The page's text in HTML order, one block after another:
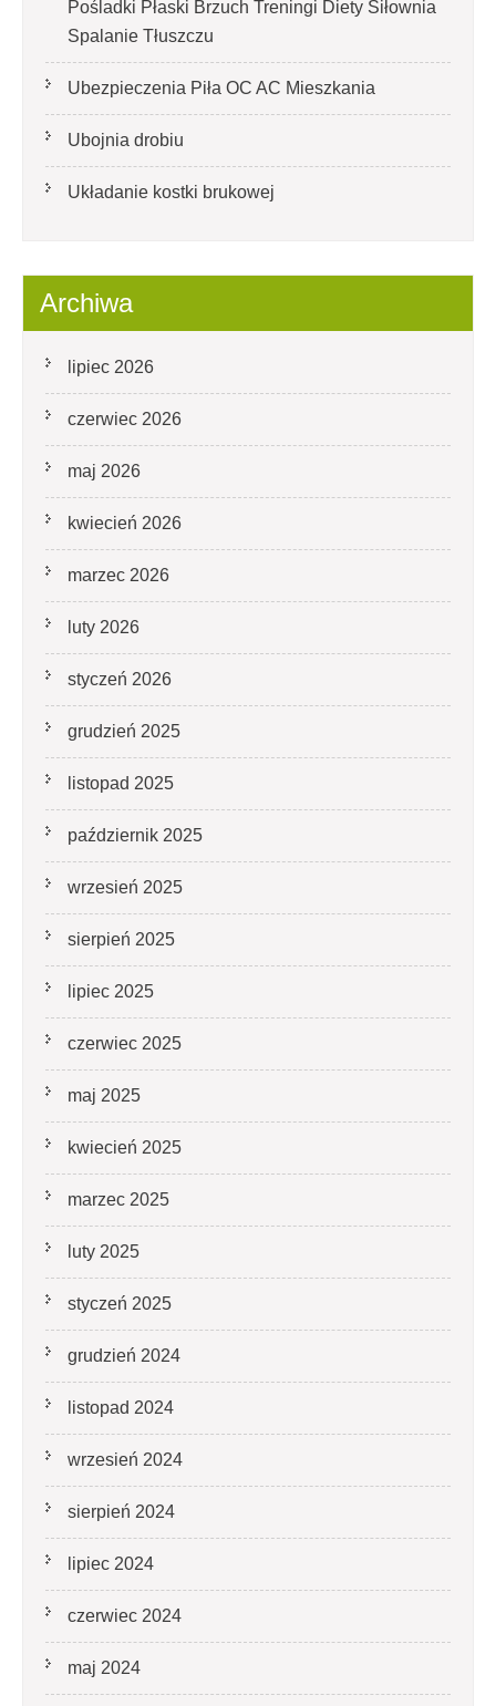
Pośladki Płaski Brzuch Treningi Diety Siłownia
Spalanie Tłuszczu
Ubezpieczenia Piła OC AC Mieszkania
Ubojnia drobiu
Układanie kostki brukowej
Archiwa
lipiec 2026
czerwiec 2026
maj 2026
kwiecień 2026
marzec 2026
luty 2026
styczeń 2026
grudzień 2025
listopad 2025
październik 2025
wrzesień 2025
sierpień 2025
lipiec 2025
czerwiec 2025
maj 2025
kwiecień 2025
marzec 2025
luty 2025
styczeń 2025
grudzień 2024
listopad 2024
wrzesień 2024
sierpień 2024
lipiec 2024
czerwiec 2024
maj 2024